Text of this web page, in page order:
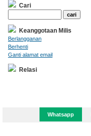
Cari
Keanggotaan Milis
Berlangganan
Berhenti
Ganti alamat email
Relasi
Whatsapp